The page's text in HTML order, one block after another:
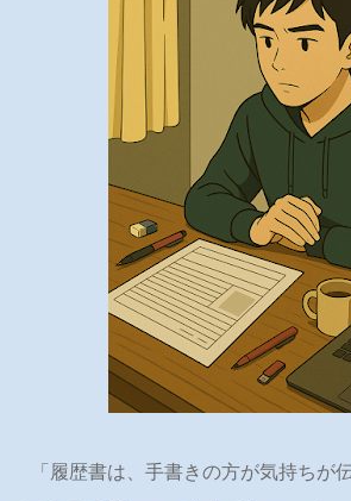
「履歴書は、手書きの方が気持ちが伝